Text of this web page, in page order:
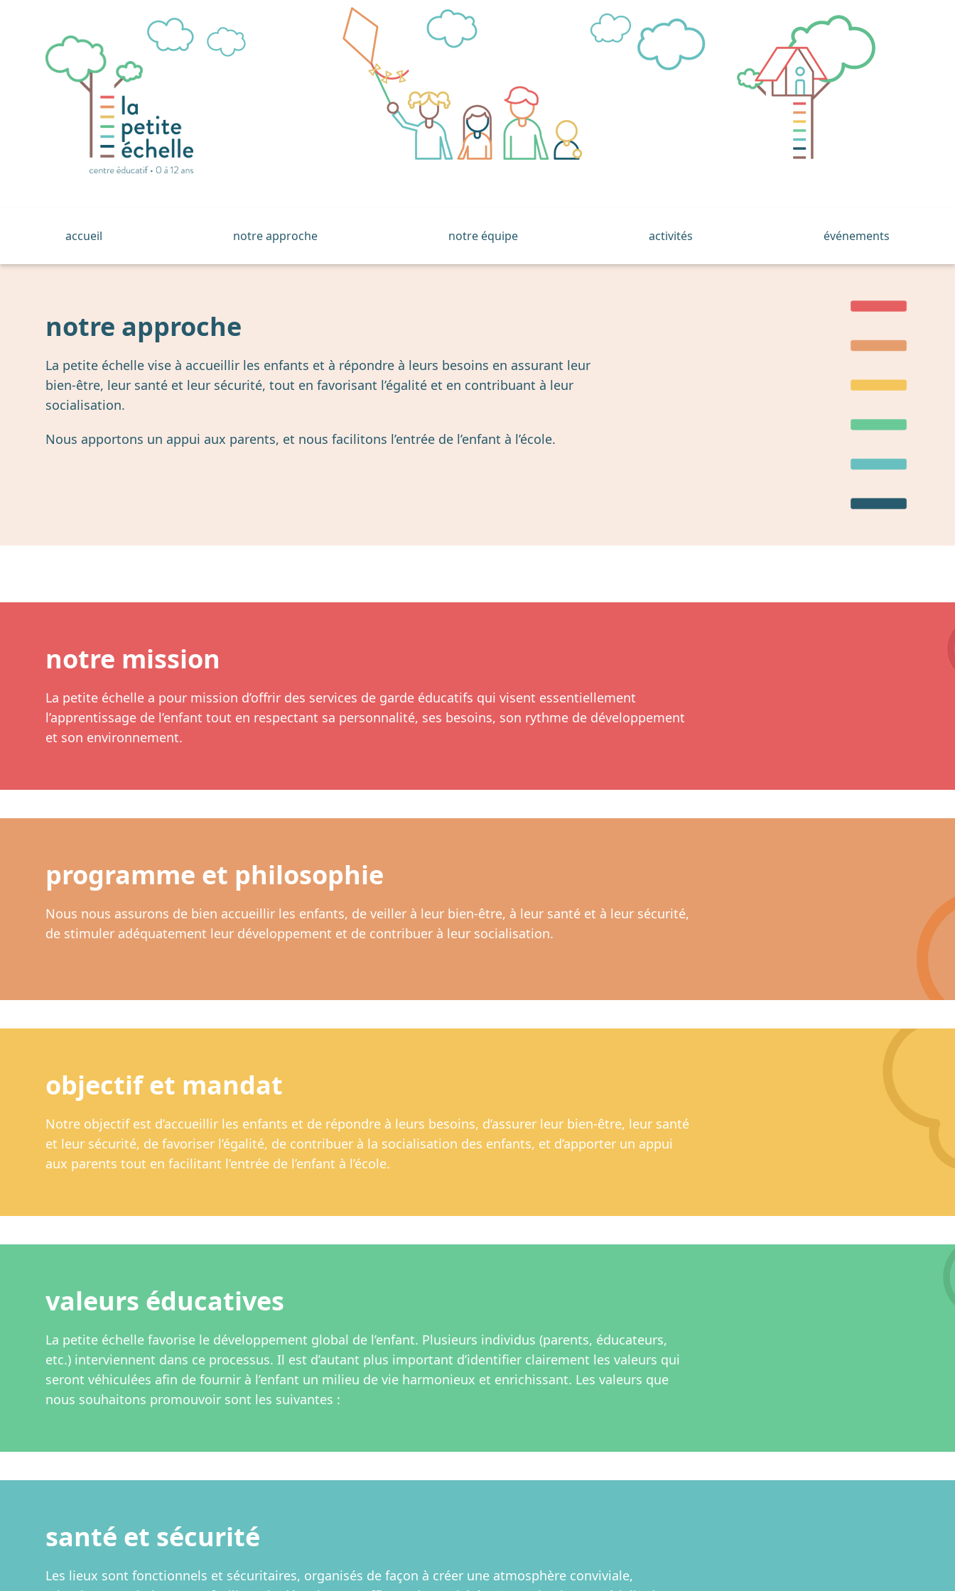
accueil
notre approche notre équipe activités événements
notre approche
La petite échelle vise à accueillir les enfants et à répondre à leurs besoins en assurant leur
bien-être, leur santé et leur sécurité, tout en favorisant l’égalité et en contribuant à leur
socialisation.
Nous apportons un appui aux parents, et nous facilitons l’entrée de l’enfant à l’école.
notre mission
La petite échelle a pour mission d’offrir des services de garde éducatifs qui visent essentiellement
l’apprentissage de l’enfant tout en respectant sa personnalité, ses besoins, son rythme de développement
et son environnement.
programme et philosophie
Nous nous assurons de bien accueillir les enfants, de veiller à leur bien-être, à leur santé et à leur sécurité,
de stimuler adéquatement leur développement et de contribuer à leur socialisation.
objectif et mandat
Notre objectif est d’accueillir les enfants et de répondre à leurs besoins, d’assurer leur bien-être, leur santé
et leur sécurité, de favoriser l’égalité, de contribuer à la socialisation des enfants, et d’apporter un appui
aux parents tout en facilitant l’entrée de l’enfant à l’école.
valeurs éducatives
La petite échelle favorise le développement global de l’enfant. Plusieurs individus (parents, éducateurs,
etc.) interviennent dans ce processus. Il est d’autant plus important d’identifier clairement les valeurs qui
seront véhiculées afin de fournir à l’enfant un milieu de vie harmonieux et enrichissant. Les valeurs que
nous souhaitons promouvoir sont les suivantes :
santé et sécurité
Les lieux sont fonctionnels et sécuritaires, organisés de façon à créer une atmosphère conviviale,